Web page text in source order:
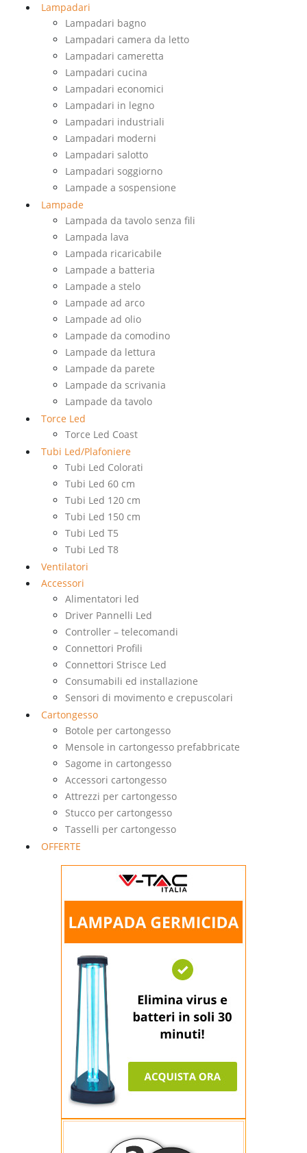
Lampadari
Lampadari bagno
Lampadari camera da letto
Lampadari cameretta
Lampadari cucina
Lampadari economici
Lampadari in legno
Lampadari industriali
Lampadari moderni
Lampadari salotto
Lampadari soggiorno
Lampade a sospensione
Lampade
Lampada da tavolo senza fili
Lampada lava
Lampada ricaricabile
Lampade a batteria
Lampade a stelo
Lampade ad arco
Lampade ad olio
Lampade da comodino
Lampade da lettura
Lampade da parete
Lampade da scrivania
Lampade da tavolo
Torce Led
Torce Led Coast
Tubi Led/Plafoniere
Tubi Led Colorati
Tubi Led 60 cm
Tubi Led 120 cm
Tubi Led 150 cm
Tubi Led T5
Tubi Led T8
Ventilatori
Accessori
Alimentatori led
Driver Pannelli Led
Controller – telecomandi
Connettori Profili
Connettori Strisce Led
Consumabili ed installazione
Sensori di movimento e crepuscolari
Cartongesso
Botole per cartongesso
Mensole in cartongesso prefabbricate
Sagome in cartongesso
Accessori cartongesso
Attrezzi per cartongesso
Stucco per cartongesso
Tasselli per cartongesso
OFFERTE